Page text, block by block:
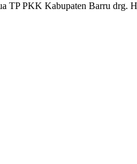
TP PKK Kabupaten Barru drg.